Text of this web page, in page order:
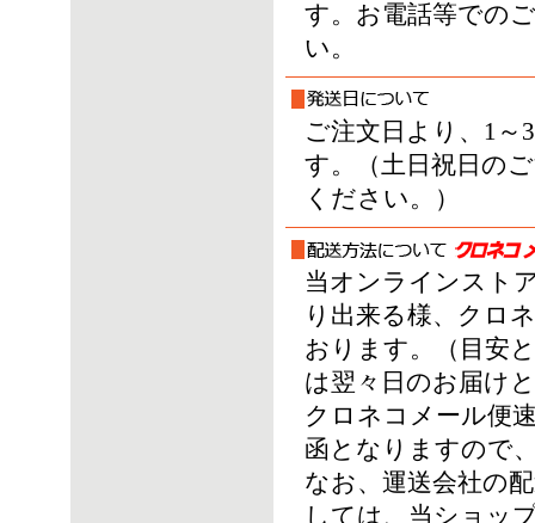
す。お電話等での
い。
ご注文日より、1～
す。（土日祝日の
ください。）
当オンラインスト
り出来る様、クロ
おります。（目安
は翌々日のお届け
クロネコメール便
函となりますので
なお、運送会社の
しては、当ショッ